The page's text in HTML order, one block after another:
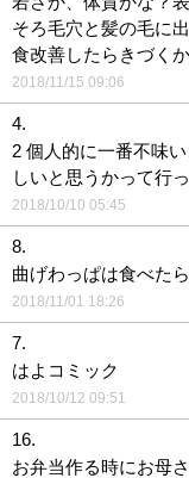
そろ毛穴と髪の毛に
食改善したらきづく
2018/11/15 09:06
4.
2 個人的に一番不味
しいと思うかって行
2018/10/10 05:45
8.
曲げわっぱは食べた
2018/11/01 18:26
7.
はよコミック
2018/10/12 09:51
16.
お弁当作る時にお母